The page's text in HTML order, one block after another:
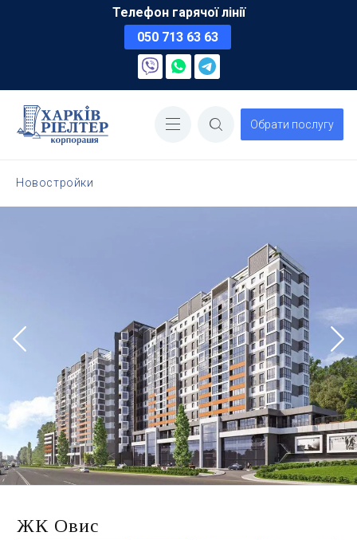
Телефон гарячої лінії
050 713 63 63
Обрати послугу
Новостройки
ЖК Овис